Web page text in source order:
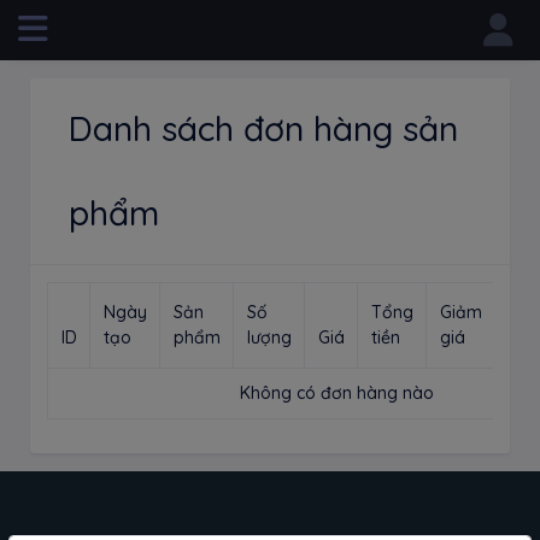
Danh sách đơn hàng sản
phẩm
ID
Ngày
tạo
Sản
phẩm
Số
lượng
Giá
Tổng
tiền
Giảm
giá
Không có đơn hàng nào